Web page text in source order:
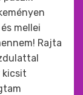
mellei
Rajta
kicsit